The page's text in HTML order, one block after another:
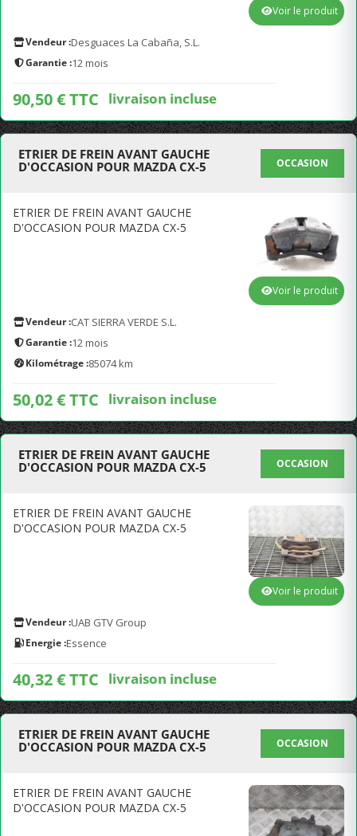
Vendeur :Desguaces La Cabaña, S.L.
Garantie :12 mois
90,50 € TTC livraison incluse
Voir le produit
ETRIER DE FREIN AVANT GAUCHE
D'OCCASION POUR MAZDA CX-5
OCCASION
ETRIER DE FREIN AVANT GAUCHE
D'OCCASION POUR MAZDA CX-5
Vendeur :CAT SIERRA VERDE S.L.
Garantie :12 mois
Kilométrage :85074 km
50,02 € TTC livraison incluse
Voir le produit
ETRIER DE FREIN AVANT GAUCHE
D'OCCASION POUR MAZDA CX-5
OCCASION
ETRIER DE FREIN AVANT GAUCHE
D'OCCASION POUR MAZDA CX-5
Vendeur :UAB GTV Group
Energie :Essence
40,32 € TTC livraison incluse
Voir le produit
ETRIER DE FREIN AVANT GAUCHE
D'OCCASION POUR MAZDA CX-5
OCCASION
ETRIER DE FREIN AVANT GAUCHE
D'OCCASION POUR MAZDA CX-5